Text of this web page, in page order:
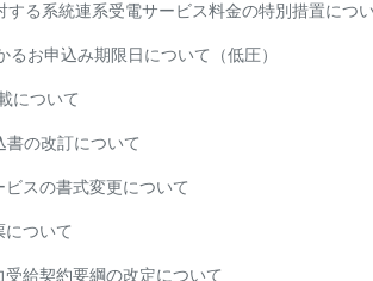
る系統連系受電サービス料金の特別措置につ
るお申込み期限日について（低圧）
について
書の改訂について
スの書式変更について
ついて
給契約要綱の改定について